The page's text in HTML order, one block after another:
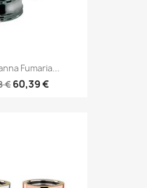
Fumaria...
€ 60,39 €